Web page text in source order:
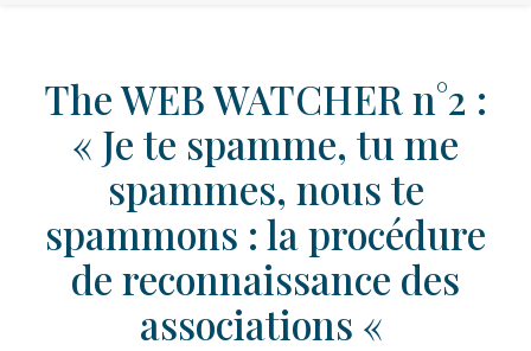
The WEB WATCHER n°2 :
« Je te spamme, tu me
spammes, nous te
spammons : la procédure
de reconnaissance des
associations «